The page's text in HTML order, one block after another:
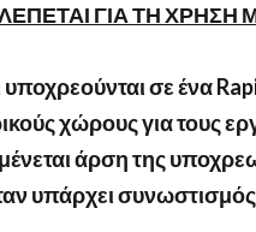
ΓΙΑ ΤΗ ΧΡΗΣΗ
σε ένα
χώρους για τους
άρση της
υπάρχει